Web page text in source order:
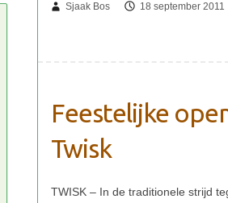
Sjaak Bos 18 september 2011
Feestelijke
Twisk